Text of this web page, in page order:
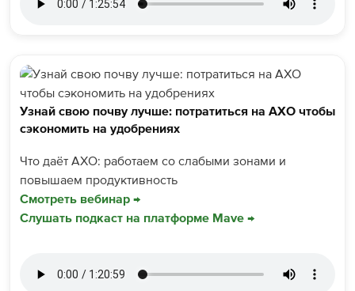
Узнай свою почву лучше: потратиться на АХО чтобы
сэкономить на удобрениях
Что даёт АХО: работаем со слабыми зонами и
повышаем продуктивность
Смотреть вебинар →
Слушать подкаст на платформе Mave →